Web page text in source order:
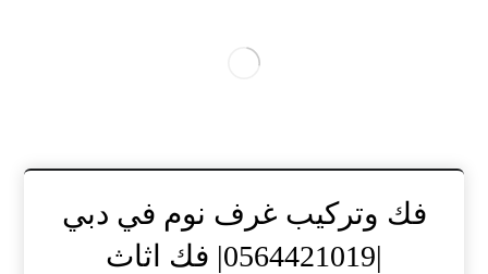
فك وتركيب غرف نوم في دبي
|0564421019| فك اثاث